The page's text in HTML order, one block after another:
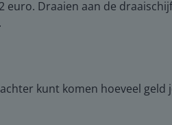
Draaien aan de
kunt komen hoeveel geld